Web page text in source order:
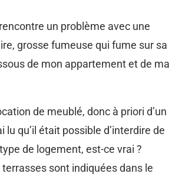
un problème avec une
grosse fumeuse qui fume sur sa
de mon appartement et de ma
de meublé, donc à priori d’un
lu qu’il était possible d’interdire de
de logement, est-ce vrai ?
terrasses sont indiquées dans le